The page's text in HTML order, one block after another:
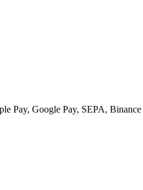
Pay, Google Pay, SEPA,